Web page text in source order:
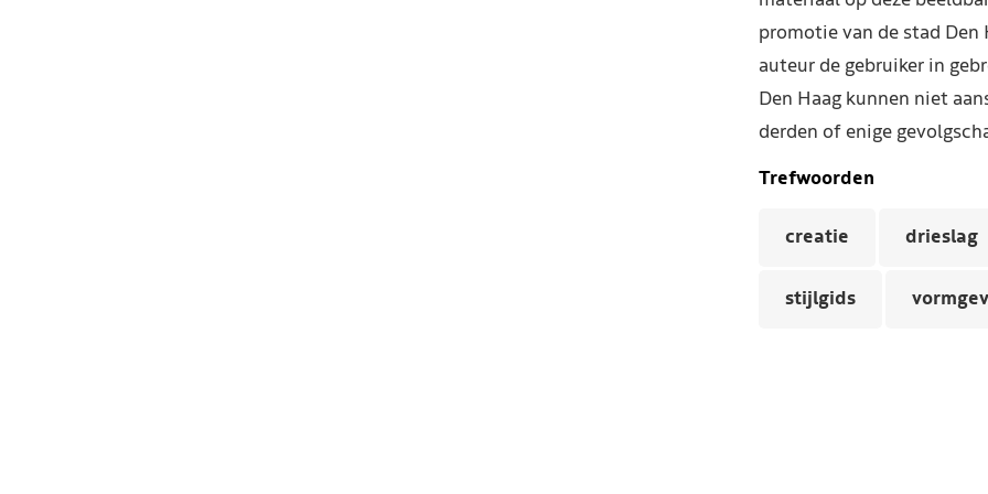
promotie van de stad Den
auteur de gebruiker in
Den Haag kunnen niet
derden of enige
Trefwoorden
creatie drieslag
stijlgids